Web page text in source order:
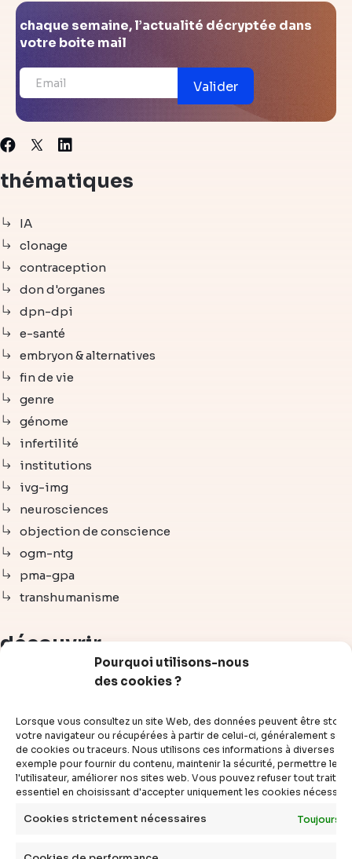
Pourquoi utilisons-nous
des cookies ?
Lorsque vous consultez un site Web, des données peuvent être
votre navigateur ou récupérées à partir de celui-ci, généralement
de cookies ou traceurs. Nous utilisons ces informations à diverses
exemple pour fournir du contenu, maintenir la sécurité, permettre le
l'utilisateur, améliorer nos sites web. Vous pouvez refuser tout
essentiel en choisissant d'accepter uniquement les cookies
Cookies strictement nécessaires Toujours
chaque semaine, l’actualité décryptée dans
votre boite mail
Valider
Facebook
X Linkedin
thématiques
IA
clonage
contraception
don d'organes
dpn-dpi
e-santé
embryon & alternatives
fin de vie
genre
génome
infertilité
institutions
ivg-img
neurosciences
objection de conscience
ogm-ntg
pma-gpa
transhumanisme
découvrir
dossiers
experts
compléments
questions
définitions